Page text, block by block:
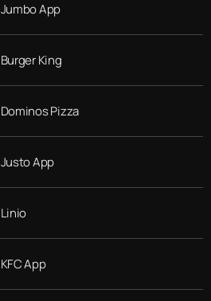
Jumbo App
Burger King
Dominos Pizza
Justo App
Linio
KFC App